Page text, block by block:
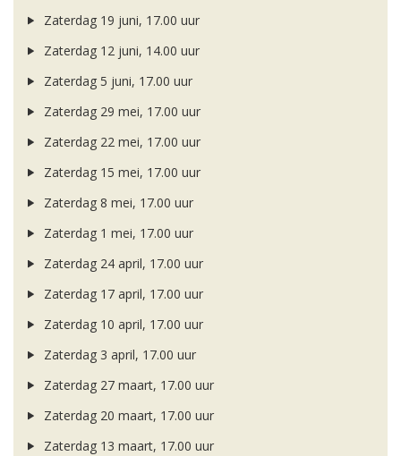
Zaterdag 19 juni, 17.00 uur
Zaterdag 12 juni, 14.00 uur
Zaterdag 5 juni, 17.00 uur
Zaterdag 29 mei, 17.00 uur
Zaterdag 22 mei, 17.00 uur
Zaterdag 15 mei, 17.00 uur
Zaterdag 8 mei, 17.00 uur
Zaterdag 1 mei, 17.00 uur
Zaterdag 24 april, 17.00 uur
Zaterdag 17 april, 17.00 uur
Zaterdag 10 april, 17.00 uur
Zaterdag 3 april, 17.00 uur
Zaterdag 27 maart, 17.00 uur
Zaterdag 20 maart, 17.00 uur
Zaterdag 13 maart, 17.00 uur